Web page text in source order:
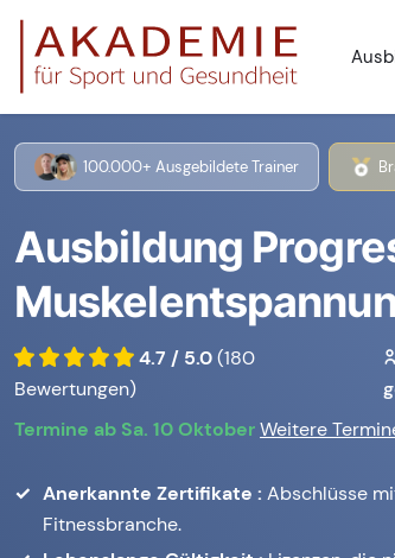
100.000+ Ausgebildete Trainer
Ausbildung
4.7 / 5.0(180
Bewertungen)
Termine ab Sa. 10 OktoberWeitere
Anerkannte Zertifikate : Abschlüsse
Fitnessbranche.